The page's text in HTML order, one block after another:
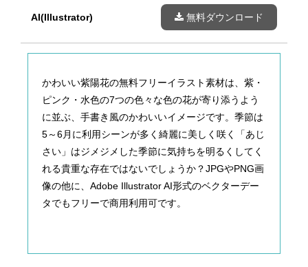
AI(Illustrator) 無料ダウンロード
かわいい紫陽花の無料フリーイラスト素材は、紫・
ピンク・水色の7つの色々な色の花が寄り添うよう
に並ぶ、手書き風のかわいいイメージです。季節は
5～6月に利用シーンが多く綺麗に美しく咲く「あじ
さい」はジメジメした季節に気持ちを明るくしてく
れる貴重な存在ではないでしょうか？JPGやPNG画
像の他に、Adobe Illustrator AI形式のベクターデー
タでもフリーで商用利用可です。